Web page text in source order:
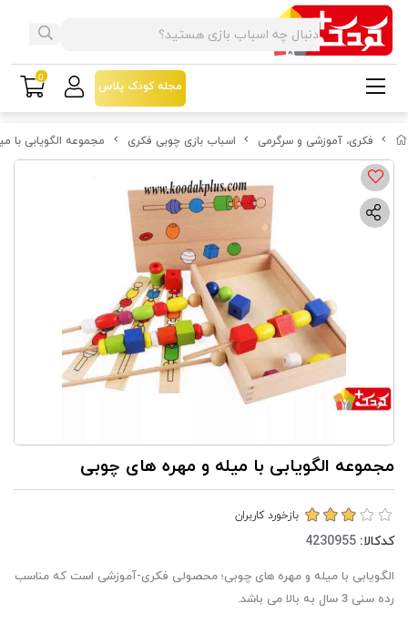
فکری، آموزشی و سرگرمی اسباب بازی چوبی فکری مجموعه الگویابی با
مجموعه الگویابی با میله و مهره های چوبی
بازخورد کاربران
کدکالا:
الگویابی با میله و مهره های چوبی؛ محصولی فکری-آموزشی است که مناسب
رده سنی 3 سال به بالا می باشد.
مجله کودک پلاس
0